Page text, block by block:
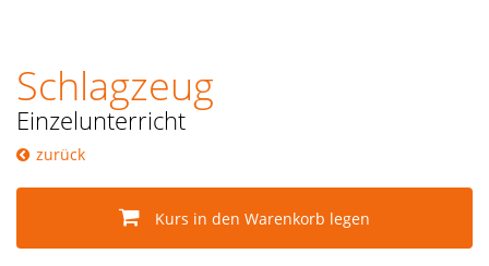
Schlagzeug
Einzelunterricht
zurück
Kurs in den Warenkorb legen